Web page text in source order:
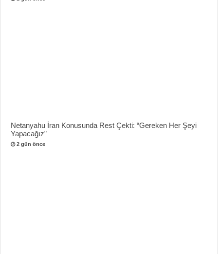
Netanyahu İran Konusunda Rest Çekti: “Gereken Her Şeyi
Yapacağız”
2 gün önce